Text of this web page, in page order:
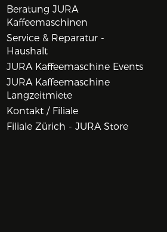
Beratung JURA
Kaffeemaschinen
Service & Reparatur -
Haushalt
JURA Kaffeemaschine Events
JURA Kaffeemaschine
Langzeitmiete
Kontakt / Filiale
Filiale Zürich - JURA Store